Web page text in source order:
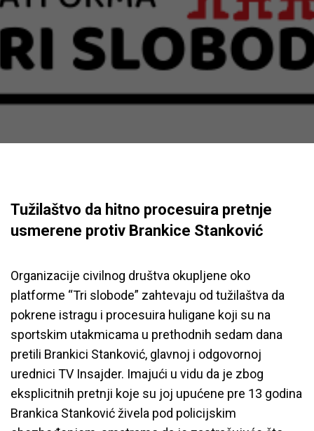
Tužilaštvo da hitno procesuira pretnje
usmerene protiv Brankice Stanković
Organizacije civilnog društva okupljene oko
platforme “Tri slobode” zahtevaju od tužilaštva da
pokrene istragu i procesuira huligane koji su na
sportskim utakmicama u prethodnih sedam dana
pretili Brankici Stanković, glavnoj i odgovornoj
urednici TV Insajder. Imajući u vidu da je zbog
eksplicitnih pretnji koje su joj upućene pre 13 godina
Brankica Stanković živela pod policijskim